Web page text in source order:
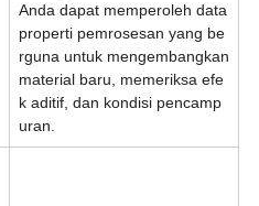
Anda dapat memperoleh data
properti pemrosesan yang be
rguna untuk mengembangkan
material baru, memeriksa efe
k aditif, dan kondisi pencamp
uran.